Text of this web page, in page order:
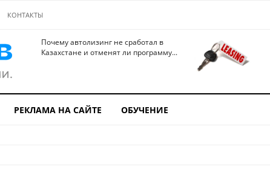
КОНТАКТЫ
Почему автолизинг не сработал в
Казахстане и отменят ли программу...
РЕКЛАМА НА САЙТЕ ОБУЧЕНИЕ